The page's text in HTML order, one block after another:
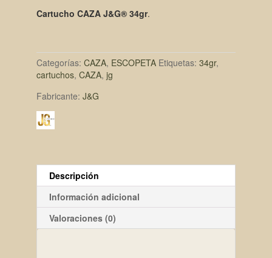
Cartucho CAZA J&G® 34gr.
Categorías: CAZA, ESCOPETA Etiquetas: 34gr,
cartuchos, CAZA, jg
Fabricante: J&G
Descripción
Información adicional
Valoraciones (0)